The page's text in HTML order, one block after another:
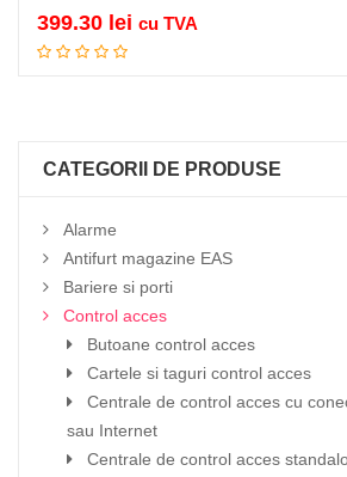
399.30 lei cu TVA
CATEGORII DE PRODUSE
Alarme
Antifurt magazine EAS
Bariere si porti
Control acces
Butoane control acces
Cartele si taguri control acces
Centrale de control acces cu
sau Internet
Centrale de control acces